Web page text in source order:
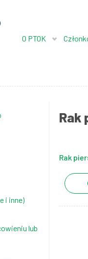
O PTOK
i inne)
lub
Rak
Rak